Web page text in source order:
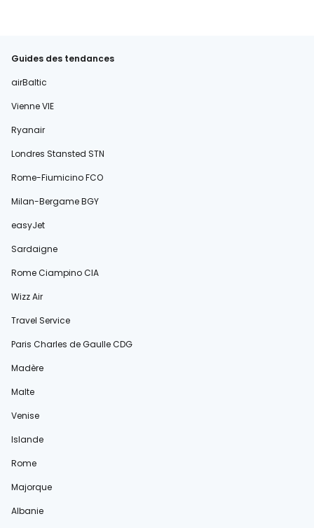
Guides des tendances
airBaltic
Vienne VIE
Ryanair
Londres Stansted STN
Rome-Fiumicino FCO
Milan-Bergame BGY
easyJet
Sardaigne
Rome Ciampino CIA
Wizz Air
Travel Service
Paris Charles de Gaulle CDG
Madère
Malte
Venise
Islande
Rome
Majorque
Albanie